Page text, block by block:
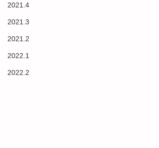
2021.4
2021.3
2021.2
2022.1
2022.2